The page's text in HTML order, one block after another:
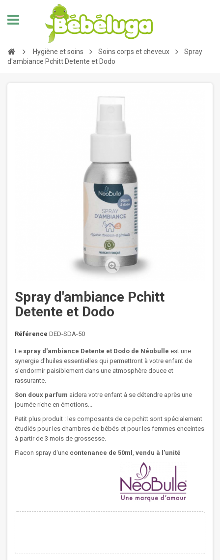
Hygiène et soins Soins corps et cheveux
Spray
d'ambiance Pchitt Detente et Dodo
Spray d'ambiance Pchitt
Detente et Dodo
Référence DED-SDA-50
Le spray d'ambiance Detente et Dodo de Néobulle est une
synergie d'huiles essentielles qui permettront à votre enfant de
s'endormir paisiblement dans une atmosphère douce et
rassurante.
Son doux parfum aidera votre enfant à se détendre après une
journée riche en émotions...
Petit plus produit : les composants de ce pchitt sont spécialement
étudiés pour les chambres de bébés et pour les femmes enceintes
à partir de 3 mois de grossesse.
Flacon spray d'une contenance de 50ml , vendu à l'unité